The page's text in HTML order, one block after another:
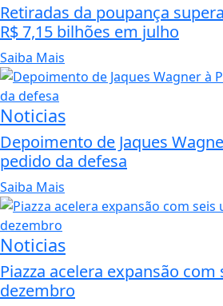
Retiradas da poupança
R$ 7,15 bilhões em julho
Saiba Mais
Noticias
Depoimento de Jaques
pedido da defesa
Saiba Mais
Noticias
Piazza acelera expansão
dezembro